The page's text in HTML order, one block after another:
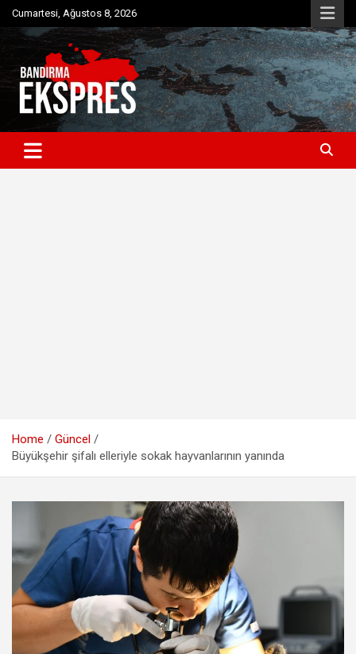
Skip
to
content
Cumartesi, Ağustos 8, 2026
Bandırma Ekspres
Bandırma'dan güncel haberler
Home
Güncel
Büyükşehir şifalı elleriyle sokak hayvanlarının yanında